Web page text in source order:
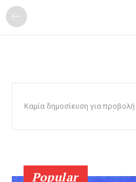
Καμία δημοσίευση για προβολή
Popular